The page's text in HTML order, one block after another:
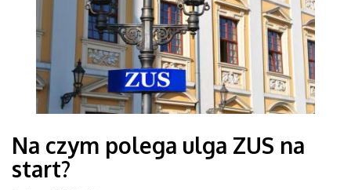
Na czym polega ulga ZUS na
start?